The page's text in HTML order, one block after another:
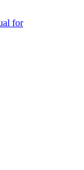
for